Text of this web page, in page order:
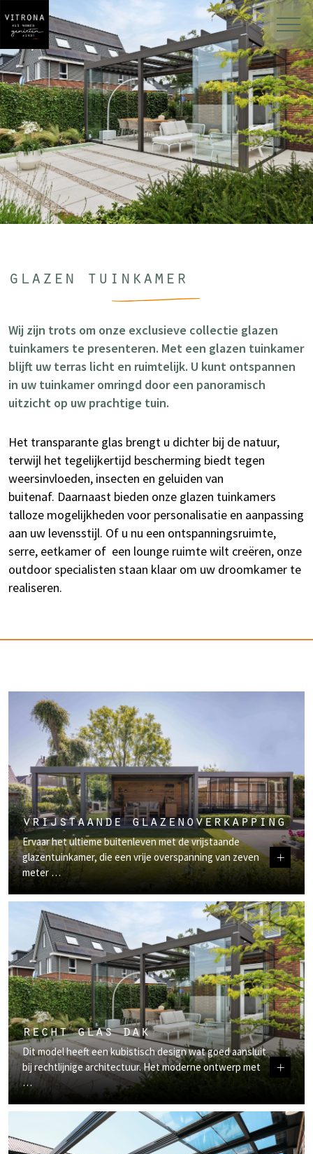
glazen tuinkamer
Wij zijn trots om onze exclusieve collectie glazen
tuinkamers te presenteren. Met een glazen tuinkamer
blijft uw terras licht en ruimtelijk. U kunt ontspannen
in uw tuinkamer omringd door een panoramisch
uitzicht op uw prachtige tuin.
Het transparante glas brengt u dichter bij de natuur,
terwijl het tegelijkertijd bescherming biedt tegen
weersinvloeden, insecten en geluiden van
buitenaf. Daarnaast bieden onze glazen tuinkamers
talloze mogelijkheden voor personalisatie en aanpassing
aan uw levensstijl. Of u nu een ontspanningsruimte,
serre, eetkamer of een lounge ruimte wilt creëren, onze
outdoor specialisten staan klaar om uw droomkamer te
realiseren.
+
vrijstaande glazenoverkapping
Ervaar het ultieme buitenleven met de vrijstaande
glazentuinkamer, die een vrije overspanning van zeven
meter …
+
recht glas dak
Dit model heeft een kubistisch design wat goed aansluit
bij rechtlijnige architectuur. Het moderne ontwerp met
…